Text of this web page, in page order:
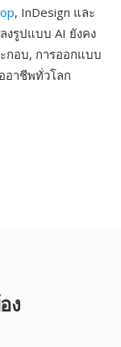
, InDesign และ
งรูปแบบ AI ยังคง
กอบ, การออกแบบ
อาชีพทั่วโลก
ง